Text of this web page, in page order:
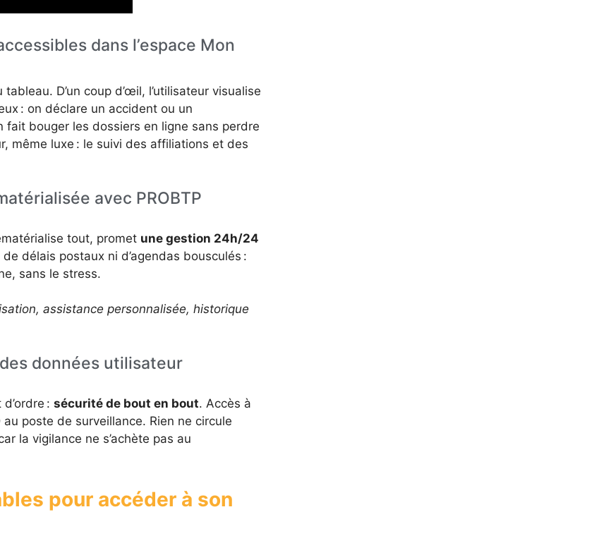
dans l’espace Mon
D’un coup d’œil, l’utilisateur visualise
: on déclare un accident ou un
bouger les dossiers en ligne sans perdre
même luxe : le suivi des affiliations et des
avec PROBTP
tout, promet une gestion 24h/24
délais postaux ni d’agendas bousculés :
sans le stress.
assistance personnalisée, historique
données utilisateur
: sécurité de bout en bout. Accès à
poste de surveillance. Rien ne circule
la vigilance ne s’achète pas au
pour accéder à son